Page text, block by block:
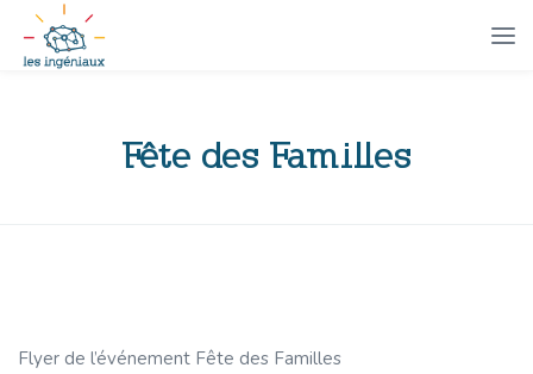
Fête des Familles
Flyer de l’événement Fête des Familles